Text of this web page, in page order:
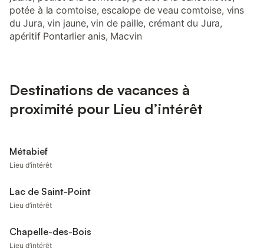
potée à la comtoise, escalope de veau comtoise, vins
du Jura, vin jaune, vin de paille, crémant du Jura,
apéritif Pontarlier anis, Macvin
Destinations de vacances à
proximité pour Lieu d’intérêt
Métabief
Lieu d’intérêt
Lac de Saint-Point
Lieu d’intérêt
Chapelle-des-Bois
Lieu d’intérêt